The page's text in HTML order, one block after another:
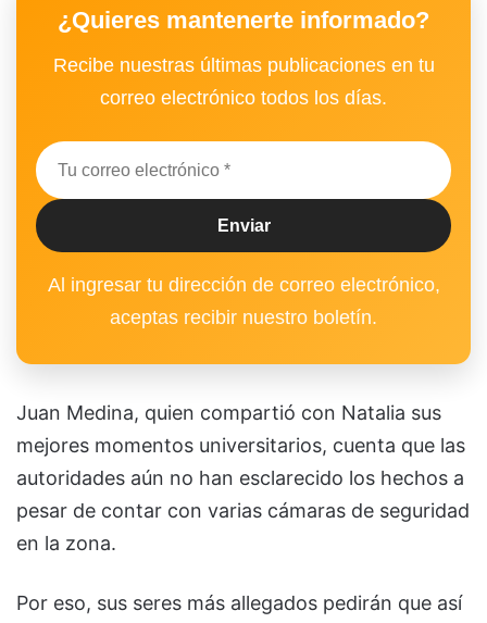
¿Quieres mantenerte informado?
Recibe nuestras últimas publicaciones en tu
correo electrónico todos los días.
Al ingresar tu dirección de correo electrónico,
aceptas recibir nuestro boletín.
Juan Medina, quien compartió con Natalia sus
mejores momentos universitarios, cuenta que las
autoridades aún no han esclarecido los hechos a
pesar de contar con varias cámaras de seguridad
en la zona.
Por eso, sus seres más allegados pedirán que así